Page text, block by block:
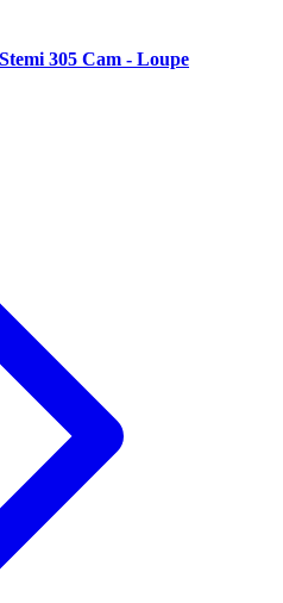
305 Cam - Loupe